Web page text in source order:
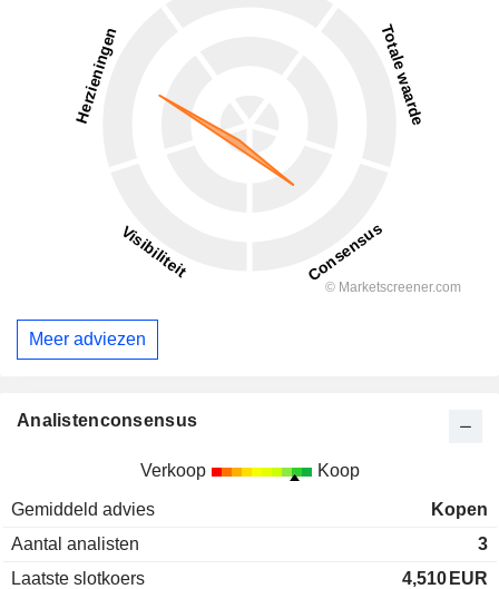
Meer adviezen
Analistenconsensus
Verkoop Koop
Gemiddeld advies
Kopen
Aantal analisten
3
Laatste slotkoers
4,510 EUR